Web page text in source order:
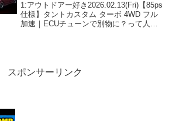
1:アウトドアー好き2026.02.13(Fri)【85ps
仕様】タントカスタム ターボ 4WD フル
加速｜ECUチューンで別物に？って人気
スポンサーリンク